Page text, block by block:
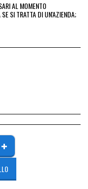
AL MOMENTO
SI TRATTA DI UN'AZIENDA;